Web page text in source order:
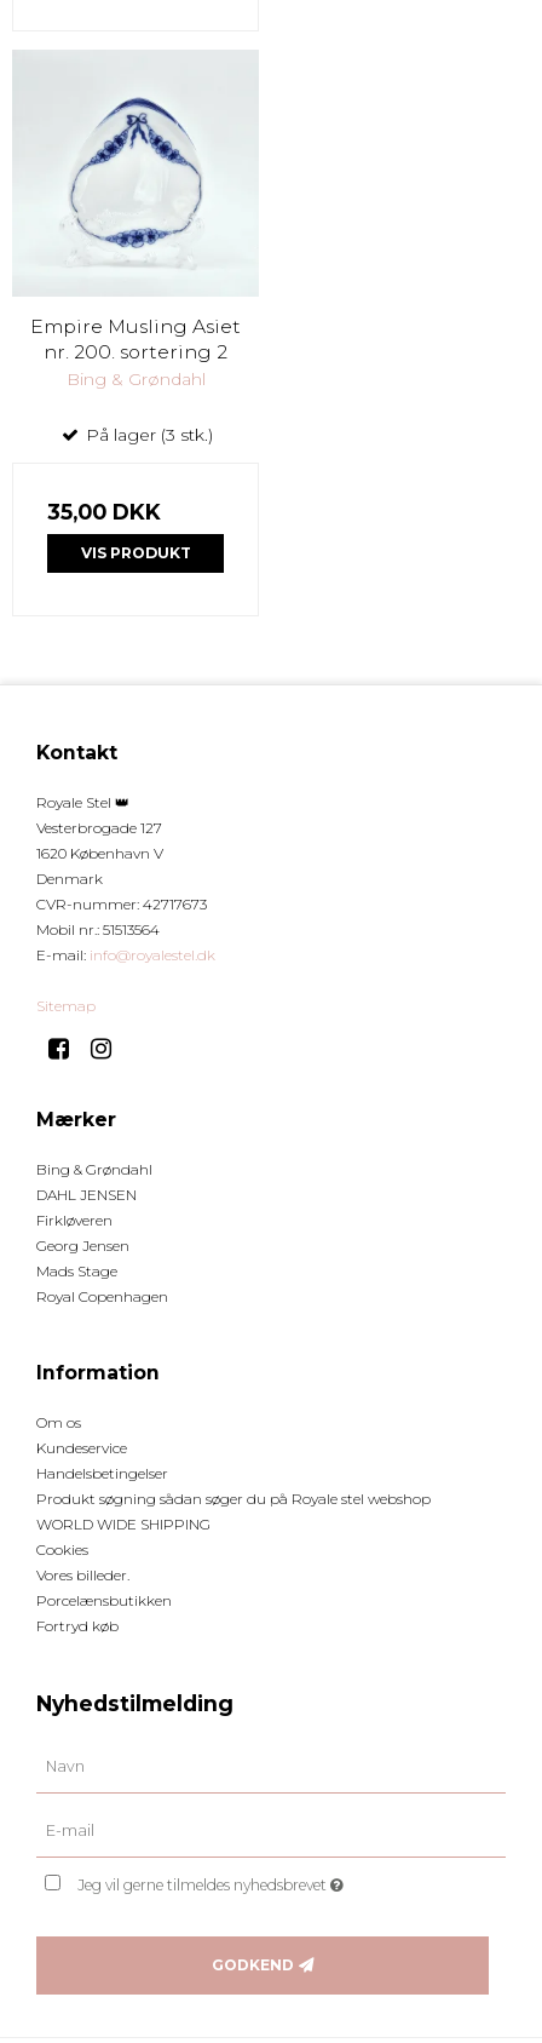
Empire Musling Asiet
nr. 200. sortering 2
Bing & Grøndahl
På lager (3 stk.)
35,00 DKK
VIS PRODUKT
Kontakt
Royale Stel 👑
Vesterbrogade 127
1620 København V
Denmark
CVR-nummer: 42717673
Mobil nr.: 51513564
E-mail: info@royalestel.dk
Sitemap
Mærker
Bing & Grøndahl
DAHL JENSEN
Firkløveren
Georg Jensen
Mads Stage
Royal Copenhagen
Information
Om os
Kundeservice
Handelsbetingelser
Produkt søgning sådan søger du på Royale stel webshop
WORLD WIDE SHIPPING
Cookies
Vores billeder.
Porcelænsbutikken
Fortryd køb
Nyhedstilmelding
Jeg vil gerne tilmeldes nyhedsbrevet
GODKEND